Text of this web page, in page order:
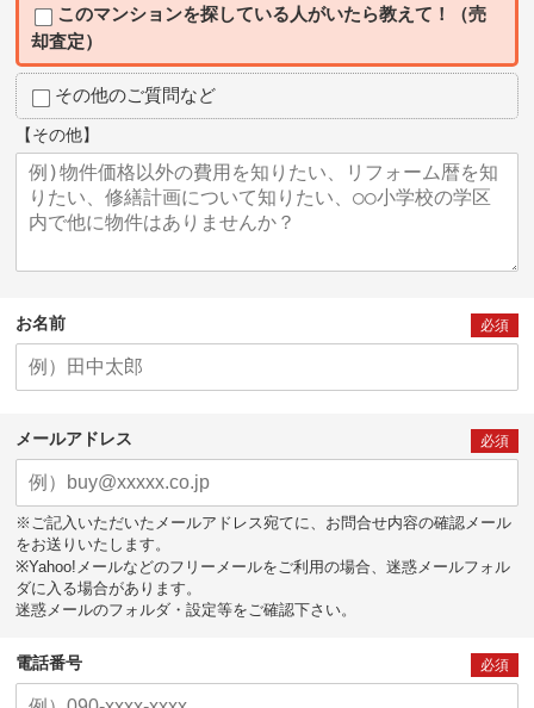
このマンションを探している人がいたら教えて！（売
却査定）
その他のご質問など
【その他】
お名前 必須
メールアドレス 必須
※ご記入いただいたメールアドレス宛てに、お問合せ内容の確認メール
をお送りいたします。
※Yahoo!メールなどのフリーメールをご利用の場合、迷惑メールフォル
ダに入る場合があります。
迷惑メールのフォルダ・設定等をご確認下さい。
電話番号 必須